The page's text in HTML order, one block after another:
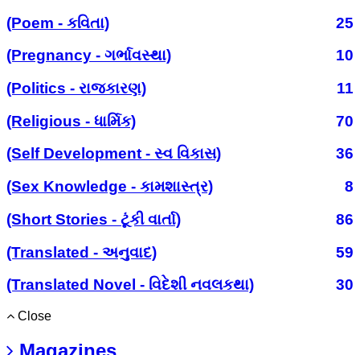
(Poem - કવિતા)
25
(Pregnancy - ગર્ભાવસ્થા)
10
(Politics - રાજકારણ)
11
(Religious - ધાર્મિક)
70
(Self Development - સ્વ વિકાસ)
36
(Sex Knowledge - કામશાસ્ત્ર)
8
(Short Stories - ટૂંકી વાર્તા)
86
(Translated - અનુવાદ)
59
(Translated Novel - વિદેશી નવલકથા)
30
Close
Magazines